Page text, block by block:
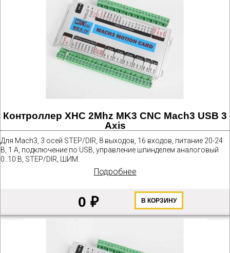
Контроллер XHC 2Mhz MK3 CNC Mach3 USB 3
Axis
Для Mach3, 3 осей STEP/DIR, 8 выходов, 16 входов, питание 20-24
В, 1 А, подключение по USB, управление шпинделем аналоговый
0..10 В, STEP/DIR, ШИМ.
Подробнее
0 ₽ В КОРЗИНУ